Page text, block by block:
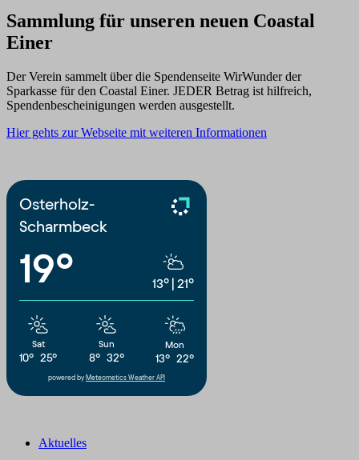
Sammlung für unseren neuen Coastal
Einer
Der Verein sammelt über die Spendenseite WirWunder der
Sparkasse für den Coastal Einer. JEDER Betrag ist hilfreich,
Spendenbescheinigungen werden ausgestellt.
Hier gehts zur Webseite mit weiteren Informationen
Osterholz-
Scharmbeck
19° 13° 21°
Sat
10° 25°
Sun
8° 32°
Mon
13° 22°
powered by Meteometics Weather API
Aktuelles